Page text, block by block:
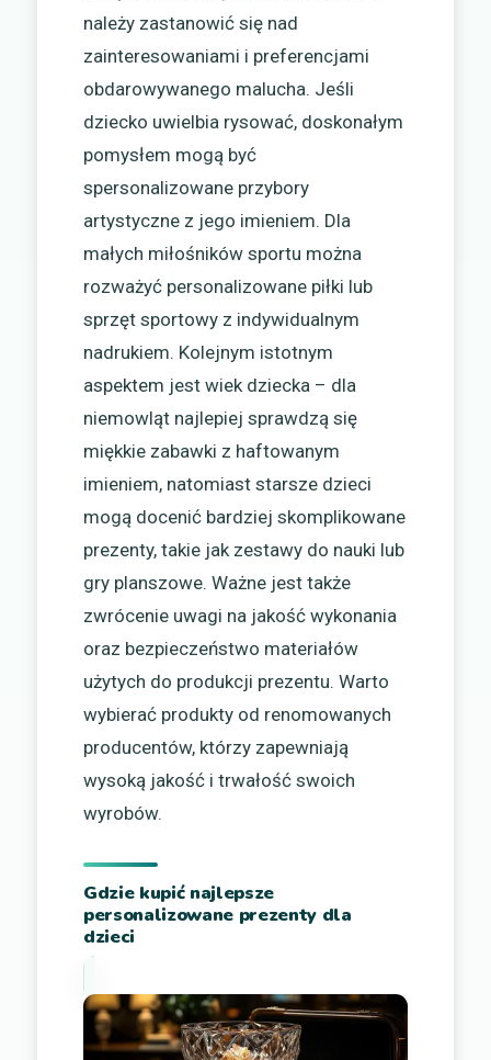
należy zastanowić się nad
zainteresowaniami i preferencjami
obdarowywanego malucha. Jeśli
dziecko uwielbia rysować, doskonałym
pomysłem mogą być
spersonalizowane przybory
artystyczne z jego imieniem. Dla
małych miłośników sportu można
rozważyć personalizowane piłki lub
sprzęt sportowy z indywidualnym
nadrukiem. Kolejnym istotnym
aspektem jest wiek dziecka – dla
niemowląt najlepiej sprawdzą się
miękkie zabawki z haftowanym
imieniem, natomiast starsze dzieci
mogą docenić bardziej skomplikowane
prezenty, takie jak zestawy do nauki lub
gry planszowe. Ważne jest także
zwrócenie uwagi na jakość wykonania
oraz bezpieczeństwo materiałów
użytych do produkcji prezentu. Warto
wybierać produkty od renomowanych
producentów, którzy zapewniają
wysoką jakość i trwałość swoich
wyrobów.
Gdzie kupić najlepsze
personalizowane prezenty dla
dzieci